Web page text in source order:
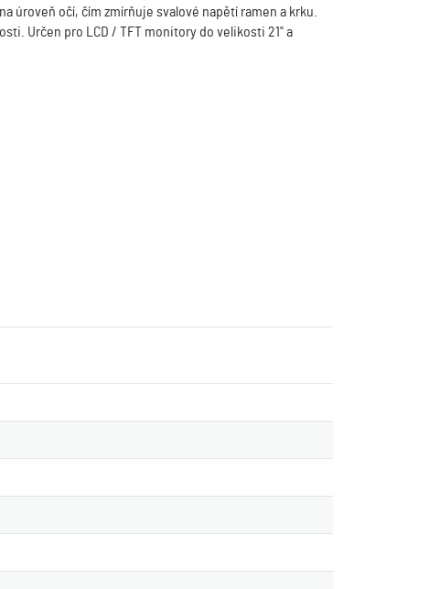
úroveň očí, čím zmírňuje svalové napětí ramen a krku.
Určen pro LCD / TFT monitory do velikosti 21" a